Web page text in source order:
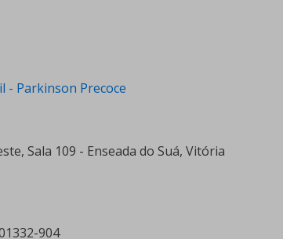
- Parkinson Precoce
Sala 109 - Enseada do Suá, Vitória
904